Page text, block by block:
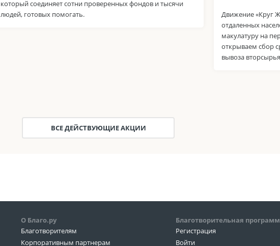
который соединяет сотни проверенных фондов и тысячи
людей, готовых помогать.
Движение «Круг
отдаленных
макулатуру на
открываем сбор
вывоза
ВСЕ ДЕЙСТВУЮЩИЕ АКЦИИ
О Благо.ру
Благотворителям
Корпоративным партнерам
Благотворительная
Регистрация
Войти